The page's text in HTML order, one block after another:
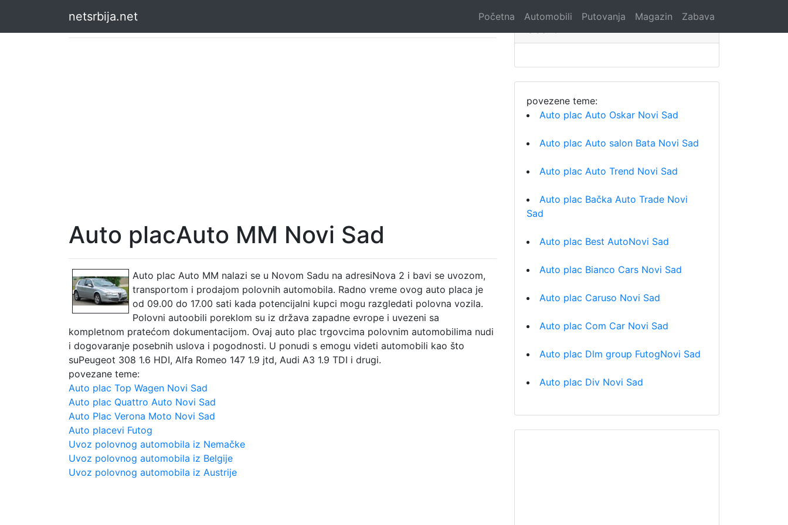
netsrbija.net Početna Automobili Putovanja Magazin Zabava
Auto placAuto MM Novi Sad
Auto plac Auto MM nalazi se u Novom Sadu na adresiNova 2 i bavi se uvozom,
transportom i prodajom polovnih automobila. Radno vreme ovog auto placa je
od 09.00 do 17.00 sati kada potencijalni kupci mogu razgledati polovna vozila.
Polovni autoobili poreklom su iz država zapadne evrope i uvezeni sa
kompletnom pratećom dokumentacijom. Ovaj auto plac trgovcima polovnim automobilima nudi
i dogovaranje posebnih uslova i pogodnosti. U ponudi s emogu videti automobili kao što
suPeugeot 308 1.6 HDI, Alfa Romeo 147 1.9 jtd, Audi A3 1.9 TDI i drugi.
povezane teme:
Auto plac Top Wagen Novi Sad
Auto plac Quattro Auto Novi Sad
Auto Plac Verona Moto Novi Sad
Auto placevi Futog
Uvoz polovnog automobila iz Nemačke
Uvoz polovnog automobila iz Belgije
Uvoz polovnog automobila iz Austrije
povezene teme:
Auto plac Auto Oskar Novi Sad
Auto plac Auto salon Bata Novi Sad
Auto plac Auto Trend Novi Sad
Auto plac Bačka Auto Trade Novi
Sad
Auto plac Best AutoNovi Sad
Auto plac Bianco Cars Novi Sad
Auto plac Caruso Novi Sad
Auto plac Com Car Novi Sad
Auto plac Dlm group FutogNovi Sad
Auto plac Div Novi Sad